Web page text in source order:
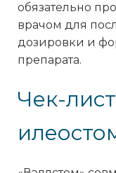
обязательно
врачом для
дозировки и
препарата.
Чек-